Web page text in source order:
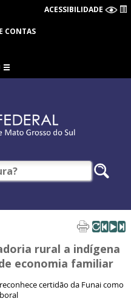
ACESSIBILIDADE
CONTAS
rural a indígena
economia familiar
certidão da Funai como